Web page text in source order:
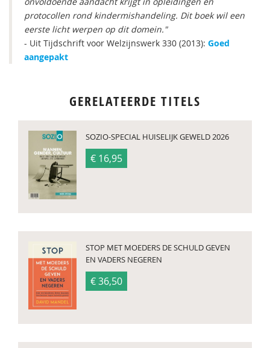
protocollen rond kindermishandeling. Dit boek wil een
eerste licht werpen op dit domein."
- Uit Tijdschrift voor Welzijnswerk 330 (2013): Goed
aangepakt
GERELATEERDE TITELS
SOZIO-SPECIAL HUISELIJK GEWELD 2026
€ 16,95
STOP MET MOEDERS DE SCHULD GEVEN
EN VADERS NEGEREN
€ 36,50